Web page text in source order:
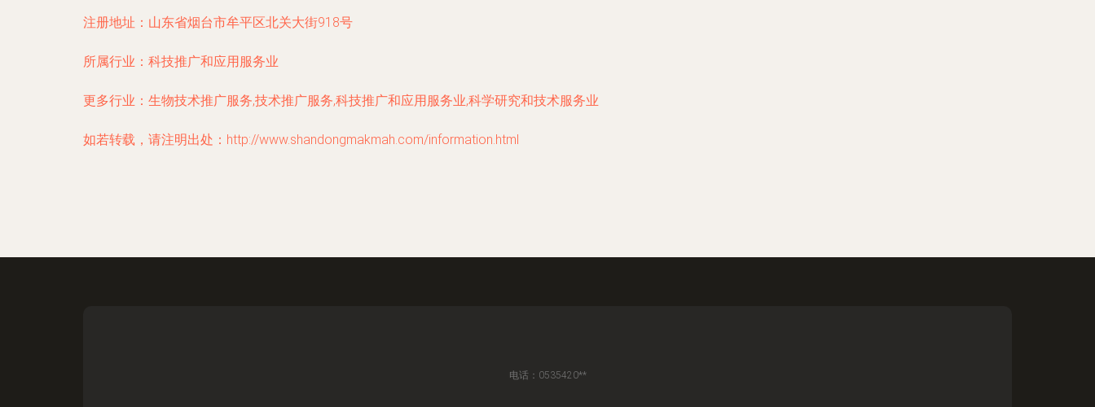
注册地址： 山东省烟台市牟平区北关大街918号
所属行业： 科技推广和应用服务业
更多行业： 生物技术推广服务,技术推广服务,科技推广和应用服务业,科学研究和技术服务业
如若转载，请注明出处：http://www.shandongmakmah.com/information.html
电话：0535420**